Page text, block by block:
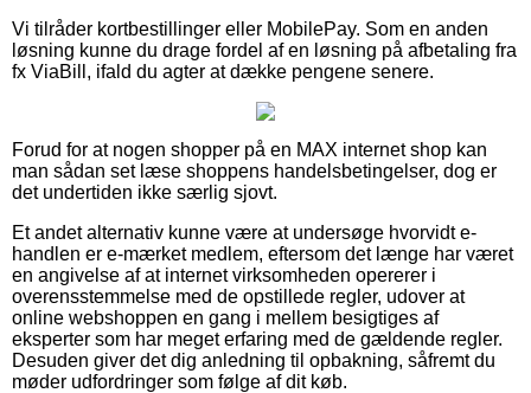
Vi tilråder kortbestillinger eller MobilePay. Som en anden
løsning kunne du drage fordel af en løsning på afbetaling fra
fx ViaBill, ifald du agter at dække pengene senere.
Forud for at nogen shopper på en MAX internet shop kan
man sådan set læse shoppens handelsbetingelser, dog er
det undertiden ikke særlig sjovt.
Et andet alternativ kunne være at undersøge hvorvidt e-
handlen er e-mærket medlem, eftersom det længe har været
en angivelse af at internet virksomheden opererer i
overensstemmelse med de opstillede regler, udover at
online webshoppen en gang i mellem besigtiges af
eksperter som har meget erfaring med de gældende regler.
Desuden giver det dig anledning til opbakning, såfremt du
møder udfordringer som følge af dit køb.